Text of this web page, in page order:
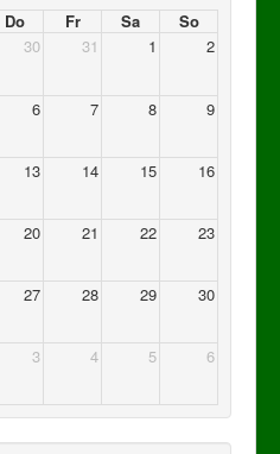
Do Fr Sa
So
30 31 1 2
6 7 8 9
13 14 15 16
20 21 22 23
27 28 29 30
3 4 5 6